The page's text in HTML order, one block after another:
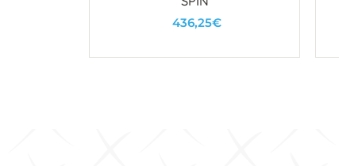
436,25€
U košaricu